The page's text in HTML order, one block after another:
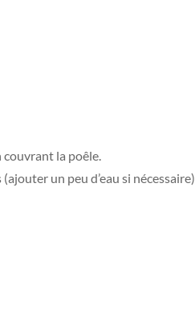
la poêle.
un peu d’eau si nécessaire).